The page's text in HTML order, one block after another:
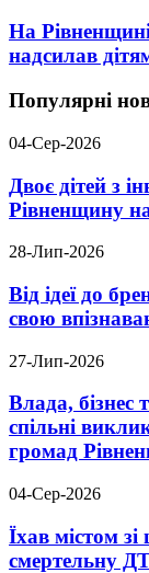
На
надсилав
Популярні
04-Сер-2026
Двоє дітей з
Рівненщину
28-Лип-2026
Від ідеї до
свою
27-Лип-2026
Влада, бізнес
спільні
громад
04-Сер-2026
Їхав містом
смертельну